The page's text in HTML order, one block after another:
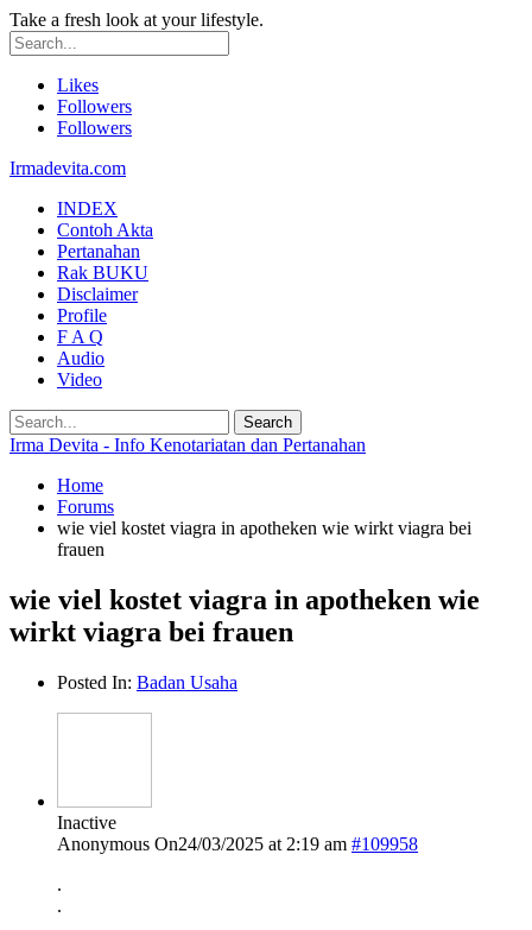
Take a fresh look at your lifestyle.
Likes
Followers
Followers
Irmadevita.com
INDEX
Contoh Akta
Pertanahan
Rak BUKU
Disclaimer
Profile
F A Q
Audio
Video
Irma Devita - Info Kenotariatan dan Pertanahan
Home
Forums
wie viel kostet viagra in apotheken wie wirkt viagra bei
frauen
wie viel kostet viagra in apotheken wie
wirkt viagra bei frauen
Posted In: Badan Usaha
Inactive
Anonymous On24/03/2025 at 2:19 am #109958
.
.